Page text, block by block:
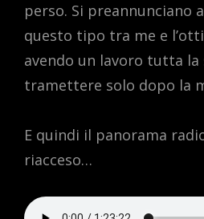
perso. Si preannunciano
questo tipo tra me e
avendo un lavoro tutta la
tramettere solo dopo la
E quindi il panorama
riacceso…